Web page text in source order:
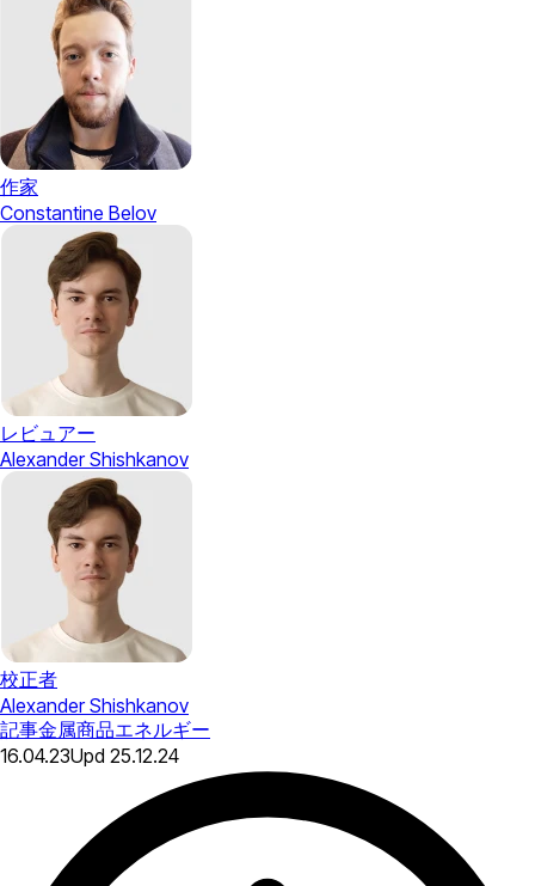
作家
Constantine Belov
レビュアー
Alexander Shishkanov
校正者
Alexander Shishkanov
記事金属商品エネルギー
16.04.23Upd 25.12.24